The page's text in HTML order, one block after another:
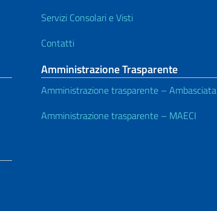
Servizi Consolari e Visti
Contatti
Amministrazione Trasparente
Amministrazione trasparente – Ambasciata
Amministrazione trasparente – MAECI